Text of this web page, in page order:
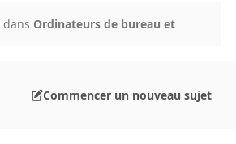
dans Ordinateurs de bureau et
Commencer un nouveau sujet